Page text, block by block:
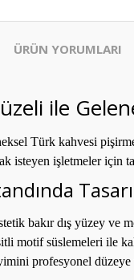
ÜRÜN YORUMLARI
ile
Türk kahvesi
isteyen işletmeler için
bakır dış yüzey ve
motif süslemeleri ile
profesyonel düzeye